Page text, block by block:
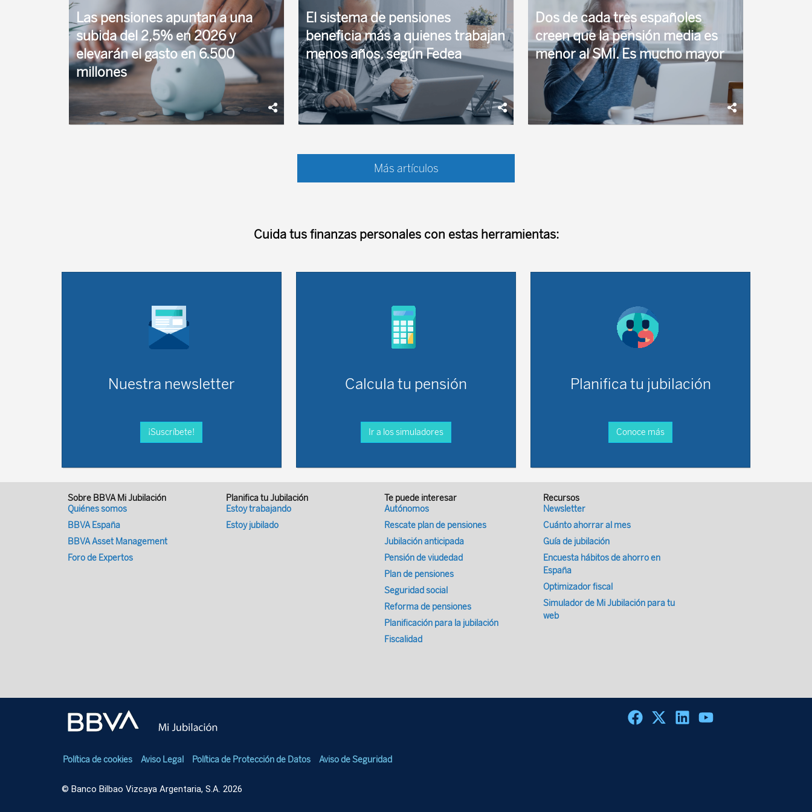
Las pensiones apuntan a una
subida del 2,5% en 2026 y
elevarán el gasto en 6.500
millones
El sistema de pensiones
beneficia más a quienes trabajan
menos años, según Fedea
La Fundación de Estudios de Economía Aplicada
(Fedea) ha avisado de las "inequidades"
del sistema contributivo de pensiones que, tras
Dos de cada tres españoles
creen que la pensión media es
menor al SMI. Es mucho mayor
Más artículos
Cuida tus finanzas personales con estas herramientas:
Nuestra newsletter
¡Suscríbete!
Calcula tu pensión
Ir a los simuladores
Planifica tu jubilación
Conoce más
Sobre BBVA Mi Jubilación
Quiénes somos
BBVA España
BBVA Asset Management
Foro de Expertos
Planifica tu Jubilación
Estoy trabajando
Estoy jubilado
Te puede interesar
Autónomos
Rescate plan de pensiones
Jubilación anticipada
Pensión de viudedad
Plan de pensiones
Seguridad social
Reforma de pensiones
Planificación para la jubilación
Fiscalidad
Recursos
Newsletter
Cuánto ahorrar al mes
Guía de jubilación
Encuesta hábitos de ahorro en
España
Optimizador fiscal
Simulador de Mi Jubilación para tu
web
Política de cookies Aviso Legal Política de Protección de Datos Aviso de Seguridad
© Banco Bilbao Vizcaya Argentaria, S.A. 2026